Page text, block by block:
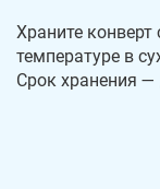
Храните
температуре в
Срок хранения —